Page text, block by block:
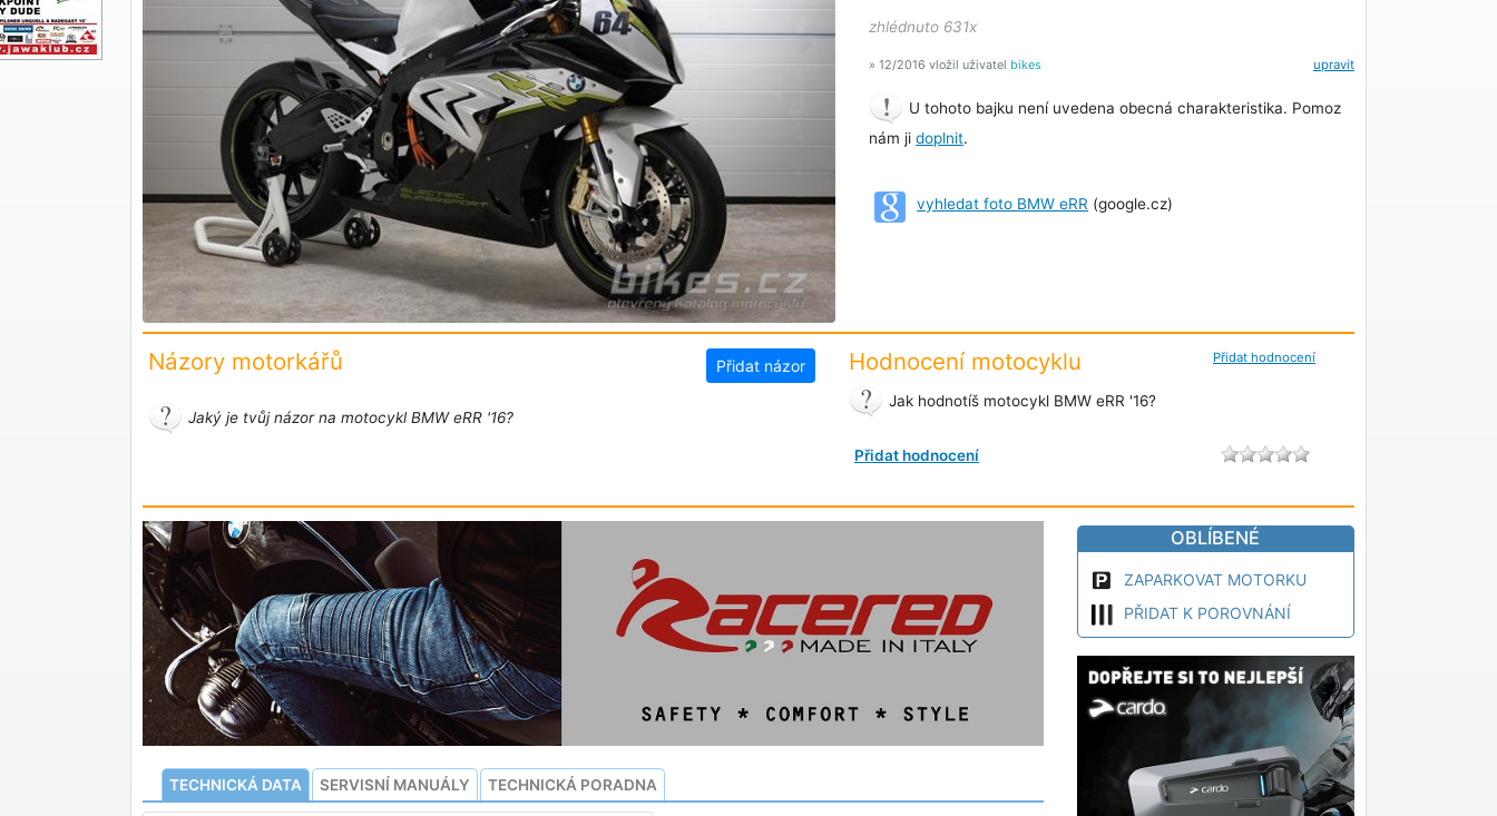
zhlédnuto 631x
upravit
» 12/2016 vložil uživatel bikes
U tohoto bajku není uvedena obecná charakteristika. Pomoz
nám jidoplnit.
vyhledat foto BMW eRR (google.cz)
Názory motorkářů Přidat názor
Jaký je tvůj názor na motocykl BMW eRR '16?
Přidat hodnocení
Hodnocení motocyklu
Jak hodnotíš motocykl BMW eRR '16?
Přidat hodnocení
TECHNICKÁ DATA SERVISNÍ MANUÁLY TECHNICKÁ PORADNA
OBLÍBENÉ
ZAPARKOVAT MOTORKU
PŘIDAT K POROVNÁNÍ